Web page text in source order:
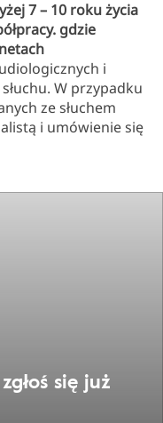
7 – 10 roku życia
gdzie
i
W przypadku
ze słuchem
i umówienie się
się już